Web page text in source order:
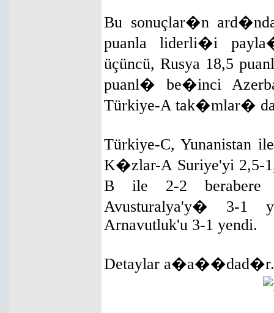
Bu sonuçlar�n
puanla liderli�i
üçüncü, Rusya 18,5
puanl� be�inci
Türkiye-A tak�mlar� da
Türkiye-C, Yunanistan
K�zlar-A Suriye'yi 2,5-
B ile 2-2 berabere
Avusturalya'y� 3-1
Arnavutluk'u 3-1 yendi.
Detaylar a�a��dad�r.